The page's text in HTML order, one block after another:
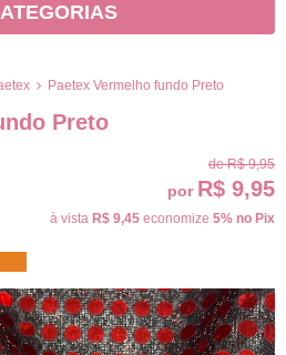
Paetex Vermelho fundo Preto
Preto
de R$ 9,95
por R$ 9,95
à vista R$ 9,45 economize 5% no Pix